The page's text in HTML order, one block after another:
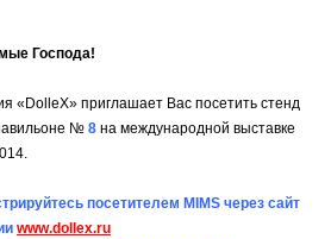
Господа!
«DolleX» приглашает Вас посетить стенд
№ 8 на международной выставке
посетителем MIMS через сайт
www.dollex.ru